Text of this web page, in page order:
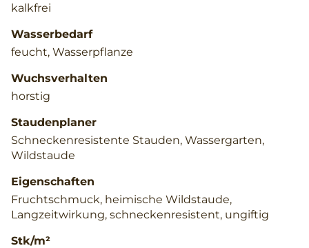
kalkfrei
Wasserbedarf
feucht, Wasserpflanze
Wuchsverhalten
horstig
Staudenplaner
Schneckenresistente Stauden, Wassergarten,
Wildstaude
Eigenschaften
Fruchtschmuck, heimische Wildstaude,
Langzeitwirkung, schneckenresistent, ungiftig
Stk/m²